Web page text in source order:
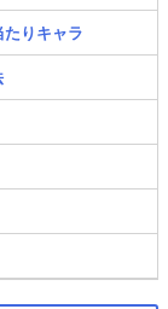
りキャラ